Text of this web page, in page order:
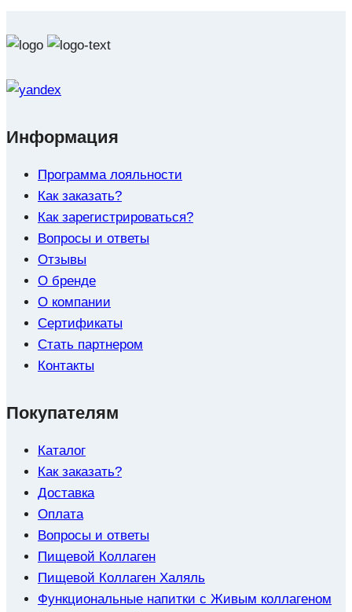
Информация
Программа лояльности
Как заказать?
Как зарегистрироваться?
Вопросы и ответы
Отзывы
О бренде
О компании
Сертификаты
Стать партнером
Контакты
Покупателям
Каталог
Как заказать?
Доставка
Оплата
Вопросы и ответы
Пищевой Коллаген
Пищевой Коллаген Халяль
Функциональные напитки с Живым коллагеном